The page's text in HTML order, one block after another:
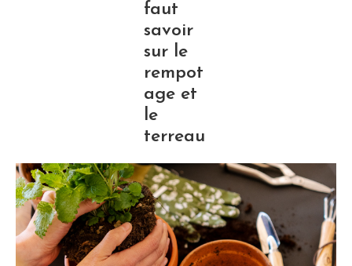
faut
savoir
sur le
rempot
age et
le
terreau